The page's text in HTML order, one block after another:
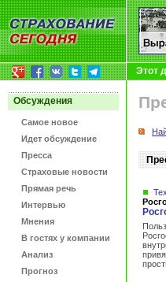
Этот
Обсуждения
Самое новое
Идет обсуждение
Пресса
Страховые новости
Прямая речь
Интервью
Мнения
В гостях у компании
Анализ
Прогноз